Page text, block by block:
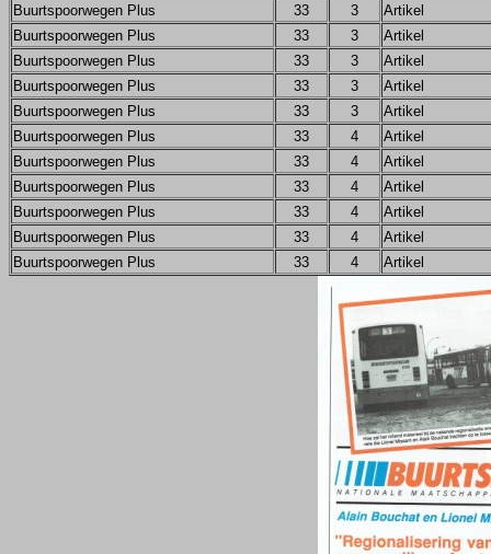
Buurtspoorwegen Plus
33 3
Artikel
Buurtspoorwegen Plus
33 3
Artikel
Buurtspoorwegen Plus
33 3
Artikel
Buurtspoorwegen Plus
33 3
Artikel
Buurtspoorwegen Plus
33 3
Artikel
Buurtspoorwegen Plus
33 4
Artikel
Buurtspoorwegen Plus
33 4
Artikel
Buurtspoorwegen Plus
33 4
Artikel
Buurtspoorwegen Plus
33 4
Artikel
Buurtspoorwegen Plus
33 4
Artikel
Buurtspoorwegen Plus
33 4 Artikel